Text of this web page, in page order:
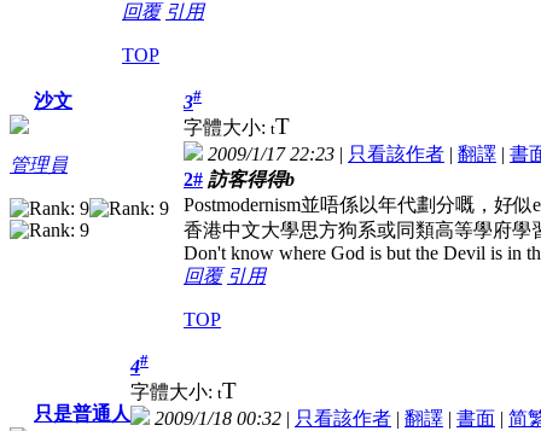
回覆 引用
TOP
沙文
管理員
3#
字體大小: tT
2009/1/17 22:23 | 只看該作者 | 翻譯 | 書
2# 訪客得得b
Postmodernism並唔係以年代劃分嘅，好
香港中文大學思方狗系或同類高等學府學
Don't know where God is but the Devil is in
回覆 引用
TOP
只是普通人
4#
字體大小: tT
2009/1/18 00:32 | 只看該作者 | 翻譯 | 書面 | 简